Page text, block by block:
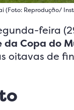
(Foto: Reprodução/
feira
da Copa do
oitavas de